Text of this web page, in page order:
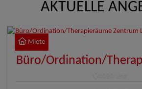
AKTUELLE
Miete